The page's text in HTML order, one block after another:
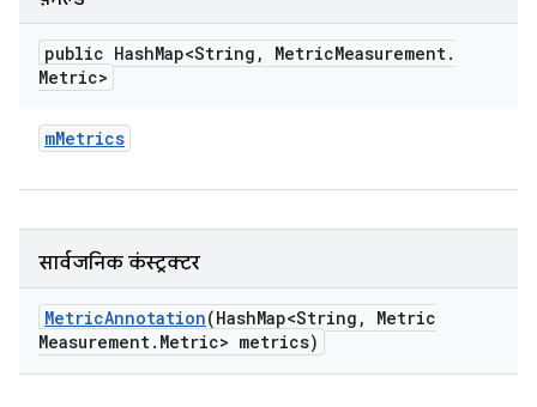
public HashMap<String , MetricMeasurement.
Metric>
mMetrics
सार्वजनिक कंस्ट्रक्टर
MetricAnnotation(HashMap<String ,
Metric
Measurement. Metric> metrics)